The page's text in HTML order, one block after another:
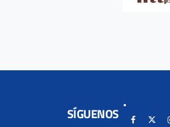
SÍGUENOS